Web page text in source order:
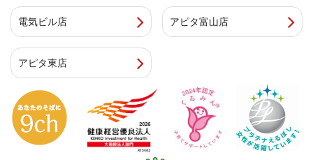
電気ビル店 アピタ富山店
アピタ東店